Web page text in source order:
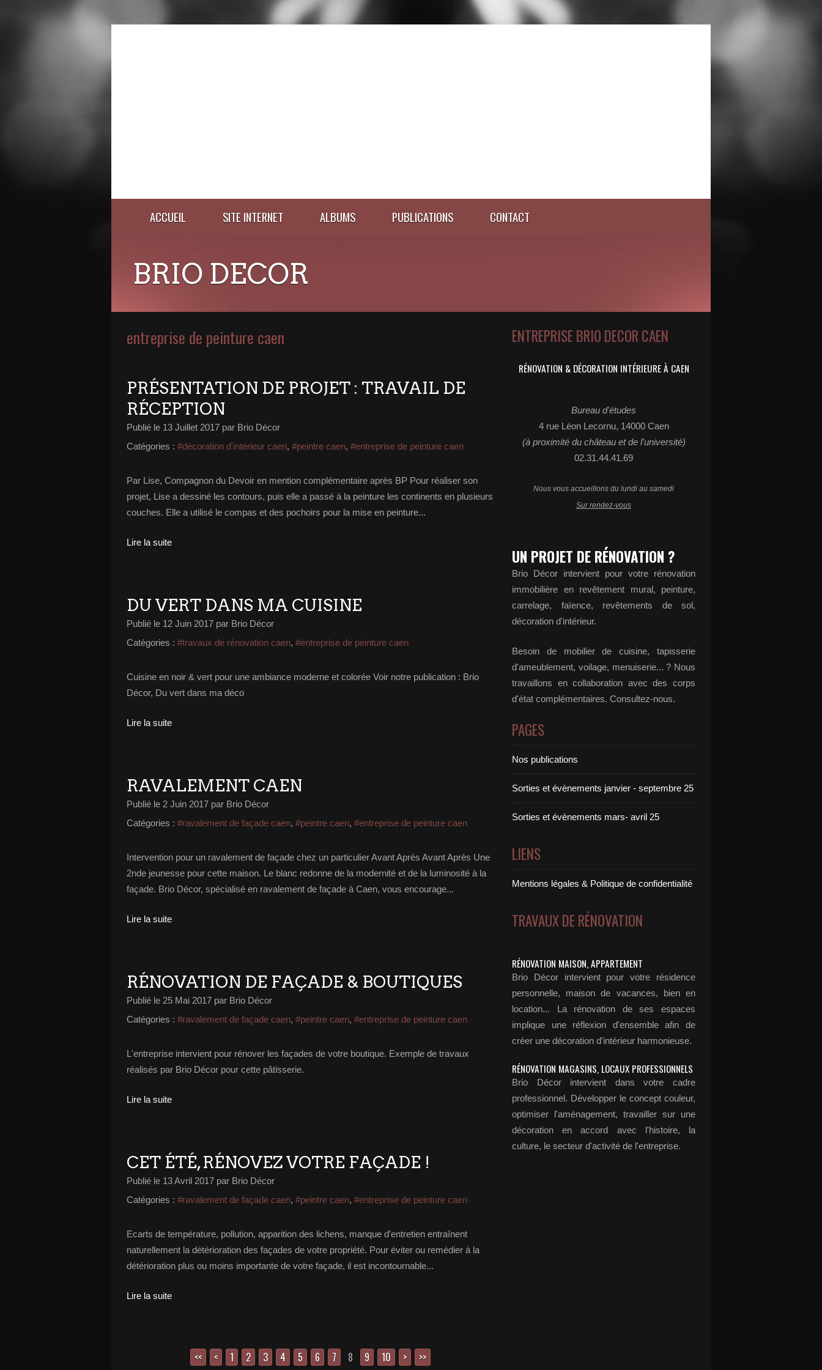
ACCUEIL SITE INTERNET ALBUMS PUBLICATIONS CONTACT
BRIO DECOR
entreprise de peinture caen
PRÉSENTATION DE PROJET : TRAVAIL DE
RÉCEPTION
Publié le 13 Juillet 2017 par Brio Décor
Catégories : #décoration d'intérieur caen, #peintre caen, #entreprise de peinture caen
Par Lise, Compagnon du Devoir en mention complémentaire après BP Pour réaliser son
projet, Lise a dessiné les contours, puis elle a passé à la peinture les continents en plusieurs
couches. Elle a utilisé le compas et des pochoirs pour la mise en peinture...
Lire la suite
DU VERT DANS MA CUISINE
Publié le 12 Juin 2017 par Brio Décor
Catégories : #travaux de rénovation caen, #entreprise de peinture caen
Cuisine en noir & vert pour une ambiance moderne et colorée Voir notre publication : Brio
Décor, Du vert dans ma déco
Lire la suite
RAVALEMENT CAEN
Publié le 2 Juin 2017 par Brio Décor
Catégories : #ravalement de façade caen, #peintre caen, #entreprise de peinture caen
Intervention pour un ravalement de façade chez un particulier Avant Après Avant Après Une
2nde jeunesse pour cette maison. Le blanc redonne de la modernité et de la luminosité à la
façade. Brio Décor, spécialisé en ravalement de façade à Caen, vous encourage...
Lire la suite
RÉNOVATION DE FAÇADE & BOUTIQUES
Publié le 25 Mai 2017 par Brio Décor
Catégories : #ravalement de façade caen, #peintre caen, #entreprise de peinture caen
L'entreprise intervient pour rénover les façades de votre boutique. Exemple de travaux
réalisés par Brio Décor pour cette pâtisserie.
Lire la suite
CET ÉTÉ, RÉNOVEZ VOTRE FAÇADE !
Publié le 13 Avril 2017 par Brio Décor
Catégories : #ravalement de façade caen, #peintre caen, #entreprise de peinture caen
Ecarts de température, pollution, apparition des lichens, manque d’entretien entraînent
naturellement la détérioration des façades de votre propriété. Pour éviter ou remédier à la
détérioration plus ou moins importante de votre façade, il est incontournable...
Lire la suite
<< < 1 2 3 4 5 6 7 8 9 10 > >>
ENTREPRISE BRIO DECOR CAEN
RÉNOVATION & DÉCORATION INTÉRIEURE À CAEN
Bureau d'études
4 rue Léon Lecornu, 14000 Caen
(à proximité du château et de l'université)
02.31.44.41.69
Nous vous accueillons du lundi au samedi
Sur rendez-vous
UN PROJET DE RÉNOVATION ?
Brio Décor intervient pour votre rénovation
immobilière en revêtement mural, peinture,
carrelage, faïence, revêtements de sol,
décoration d'intérieur.
Besoin de mobilier de cuisine, tapisserie
d'ameublement, voilage, menuiserie... ? Nous
travaillons en collaboration avec des corps
d'état complémentaires. Consultez-nous.
PAGES
Nos publications
Sorties et évènements janvier - septembre 25
Sorties et évènements mars- avril 25
LIENS
Mentions légales & Politique de confidentialité
TRAVAUX DE RÉNOVATION
RÉNOVATION MAISON, APPARTEMENT
Brio Décor intervient pour votre résidence
personnelle, maison de vacances, bien en
location... La rénovation de ses espaces
implique une réflexion d'ensemble afin de
créer une décoration d'intérieur harmonieuse.
RÉNOVATION MAGASINS, LOCAUX PROFESSIONNELS
Brio Décor intervient dans votre cadre
professionnel. Développer le concept couleur,
optimiser l'aménagement, travailler sur une
décoration en accord avec l'histoire, la
culture, le secteur d'activité de l'entreprise.